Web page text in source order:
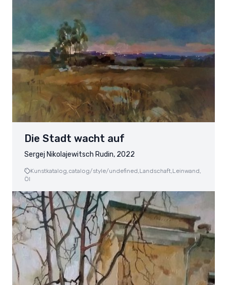
Die Stadt wacht auf
Sergej Nikolajewitsch Rudin, 2022
Kunstkatalog, catalog/style/undefined, Landschaft, Leinwand,
Öl